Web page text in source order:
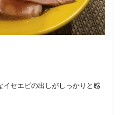
イセエビの出しがしっかりと感